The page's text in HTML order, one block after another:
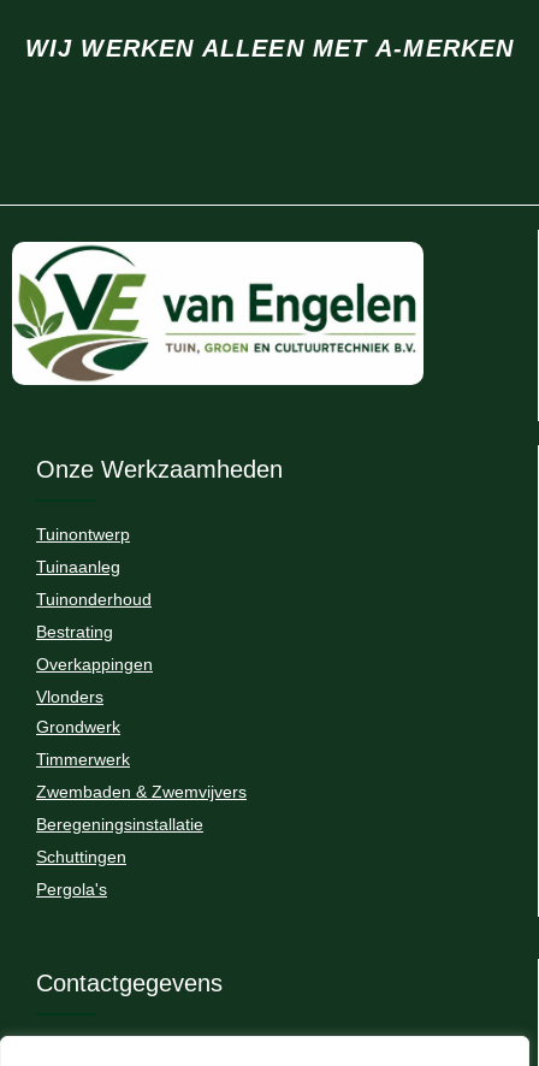
WIJ WERKEN ALLEEN MET A-MERKEN
Onze Werkzaamheden
Tuinontwerp
Tuinaanleg
Tuinonderhoud
Bestrating
Overkappingen
Vlonders
Grondwerk
Timmerwerk
Zwembaden & Zwemvijvers
Beregeningsinstallatie
Schuttingen
Pergola's
Contactgegevens